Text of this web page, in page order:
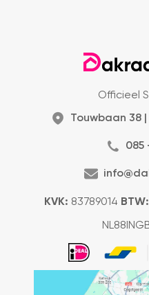
Officieel
Touwbaan 38
085
KVK: 83789014 BTW: